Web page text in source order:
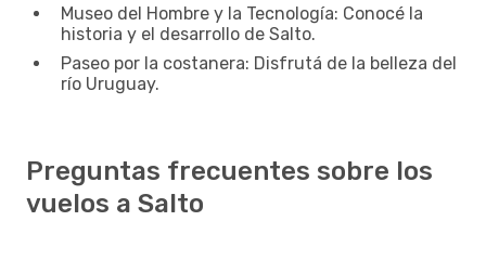
Museo del Hombre y la Tecnología: Conocé la
historia y el desarrollo de Salto.
Paseo por la costanera: Disfrutá de la belleza del
río Uruguay.
Preguntas frecuentes sobre los
vuelos a Salto